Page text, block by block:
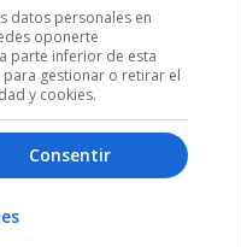
datos personales en
oponerte
parte inferior de esta
para gestionar o retirar el
y cookies.
Consentir